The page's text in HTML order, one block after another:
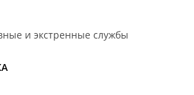
и экстренные службы